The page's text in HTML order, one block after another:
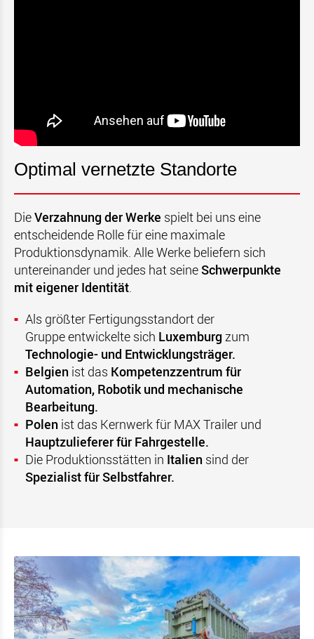
Optimal vernetzte Standorte
DieVerzahnung der Werke spielt bei uns eine
entscheidende Rolle für eine maximale
Produktionsdynamik. Alle Werke beliefern sich
untereinander und jedes hat seineSchwerpunkte
mit eigener Identität.
Als größter Fertigungsstandort der
Gruppeentwickelte sich Luxemburg zum
Technologie- und Entwicklungsträger.
Belgien ist das Kompetenzzentrum für
Automation, Robotik und mechanische
Bearbeitung.
Polen ist das Kernwerk für MAX Trailer und
Hauptzulieferer für Fahrgestelle.
Die Produktionsstätten in Italien sind der
Spezialist für Selbstfahrer.